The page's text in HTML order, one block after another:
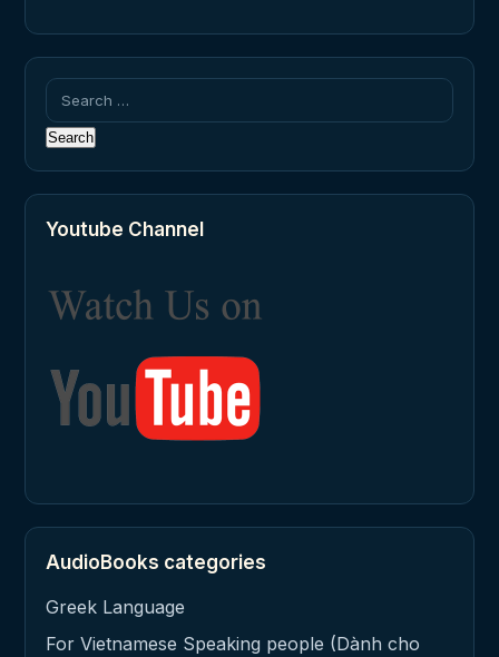
Search
for:
Youtube Channel
AudioBooks categories
Greek Language
For Vietnamese Speaking people (Dành cho